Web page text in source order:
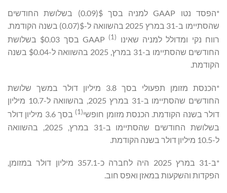
*הפסד נטו GAAP למניה בסך $(0.09) בשלושת החודשים
שהסתיימו ב-31 במרץ 2025 בהשוואה ל-$(0.07) בשנה הקודמת.
רווח נקי ומדולל למניה שאינו GAAP
(1)
בסך $0.03 בשלושת
החודשים שהסתיימו ב-31 במרץ, 2025 בהשוואה ל-$0.04 בשנה
הקודמת.
*הכנסת מזומן תפעולי בסך 3.8 מיליון דולר במשך שלושת
החודשים שהסתיימו ב-31 במרץ 2025, בהשוואה ל-10.7 מיליון
דולר בשנה הקודמת. הכנסת מזומן חופשי(1)
בסך 3.6 מיליון דולר
בשלושת החודשים שהסתיימו ב-31 במרץ, 2025, בהשוואה
ל-10.5 מיליון דולר בשנה הקודמת.
*ב-31 במרץ 2025 היה לחברה כ-357.1 מיליון דולר במזומן,
הפקדות והשקעות במאזן ואפס חוב.